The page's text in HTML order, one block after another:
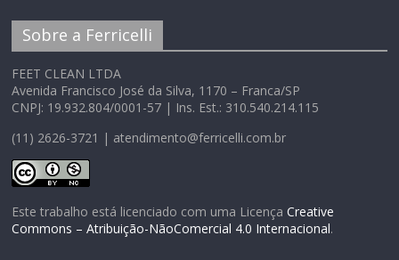
Sobre a Ferricelli
FEET CLEAN LTDA
Avenida Francisco José da Silva, 1170 – Franca/SP
CNPJ: 19.932.804/0001-57 | Ins. Est.: 310.540.214.115
(11) 2626-3721 | atendimento@ferricelli.com.br
Este trabalho está licenciado com uma LicençaCreative
Commons – Atribuição-NãoComercial 4.0 Internacional.